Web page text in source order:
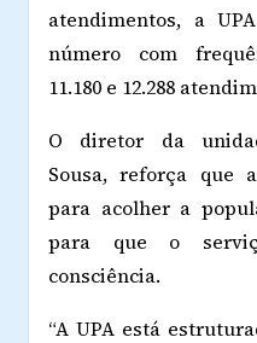
atendimentos, a
número com
11.180 e 12.288
O diretor da
Sousa, reforça que
para acolher a
para que o
consciência.
“A UPA está